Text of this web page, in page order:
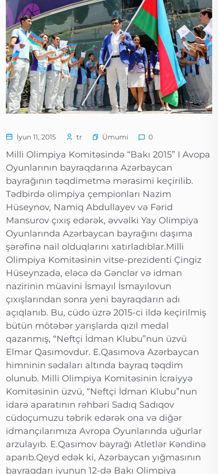
İyun 11, 2015 tr Ümumi 0
Milli Olimpiya Komitəsində “Bakı 2015” I Avopa
Oyunlarının bayraqdarına Azərbaycan
bayrağının təqdimetmə mərasimi keçirilib.
Tədbirdə olimpiya çempionları Nazim
Hüseynov, Namiq Abdullayev və Fərid
Mansurov çıxış edərək, əvvəlki Yay Olimpiya
Oyunlarında Azərbaycan bayrağını daşıma
şərəfinə nail olduqlarını xatırladıblar.Milli
Olimpiya Komitəsinin vitse-prezidenti Çingiz
Hüseynzadə, eləcə də Gənclər və idman
nazirinin müavini İsmayıl İsmayılovun
çıxışlarından sonra yeni bayraqdarın adı
açıqlanıb. Bu, cüdo üzrə 2015-ci ildə keçirilmiş
bütün mötəbər yarışlarda qızıl medal
qazanmış, “Neftçi İdman Klubu”nun üzvü
Elmar Qasımovdur. E.Qasımova Azərbaycan
himninin sədaları altında bayraq təqdim
olunub. Milli Olimpiya Komitəsinin İcraiyyə
Komitəsinin üzvü, “Neftçi İdman Klubu”nun
idarə aparatının rəhbəri Sadıq Sadıqov
cüdoçumuzu təbrik edərək ona və diğər
idmançılarımıza Avropa Oyunlarında uğurlar
arzulayıb. E.Qasımov bayrağı Atletlər Kəndinə
aparıb.Qeyd edək ki, Azərbaycan yığmasının
bayraqdarı iyunun 12-də Bakı Olimpiya